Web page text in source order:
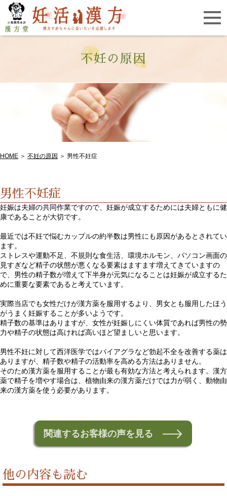
不妊の原因
HOME ＞ 不妊の原因 ＞ 男性不妊症
男性不妊症
妊娠は夫婦の共同作業ですので、妊娠が成立するためには夫婦ともに健
康であることが大切です。
最近では不妊で悩むカップルの約半数は男性にも原因があるとされてい
ます。
ストレスや運動不足、不規則な食生活、環境ホルモン、パソコン画面の
見すぎなど精子の状態が悪くなる要素はますます増えてきていますの
で、男性の精子数が増えて下半身が元気になることは妊娠が成立するた
めに重要な要素であると考えています。
実際当店でも女性だけが漢方薬を服用するより、男女とも服用したほう
がうまく妊娠することが多いようです。
精子数の基準はありますが、女性が妊娠しにくい体質であれば男性の勢
力や精子の状態は高ければ高いほど望ましいと思います。
男性不妊に対して西洋医学ではバイアグラなど勃起不全を改善する薬は
ありますが、精子数や精子の活動率を高める方法はありません。
そのため漢方薬を服用することが最も有効な方法と考えられます。漢方
薬で精子を増やす場合は、植物由来の漢方薬だけでは力が弱く、動物由
来の漢方薬を使う必要があります。
関連するお客様の声を見る
他の内容も読む